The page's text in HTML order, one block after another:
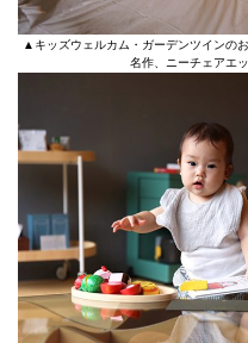
▲キッズウェルカム・ガーデンツインの
名作、ニーチェアエ